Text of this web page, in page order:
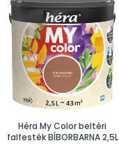
Héra My Color beltéri
falfesték BÍBORBARNA 2,5L